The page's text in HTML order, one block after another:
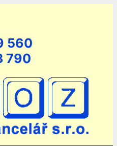
560
790